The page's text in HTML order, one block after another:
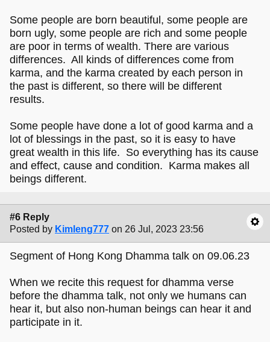
Some people are born beautiful, some people are
born ugly, some people are rich and some people
are poor in terms of wealth. There are various
differences. All kinds of differences come from
karma, and the karma created by each person in
the past is different, so there will be different
results.
Some people have done a lot of good karma and a
lot of blessings in the past, so it is easy to have
great wealth in this life. So everything has its cause
and effect, cause and condition. Karma makes all
beings different.
#6 Reply
Posted by Kimleng777 on 26 Jul, 2023 23:56
Segment of Hong Kong Dhamma talk on 09.06.23
When we recite this request for dhamma verse
before the dhamma talk, not only we humans can
hear it, but also non-human beings can hear it and
participate in it.